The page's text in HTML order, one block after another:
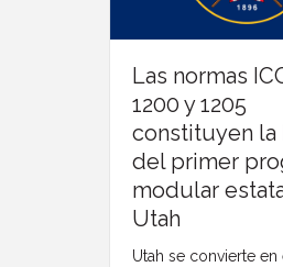
Las normas
1200 y 1205
constituyen la
del primer
modular
Utah
Utah se convierte en